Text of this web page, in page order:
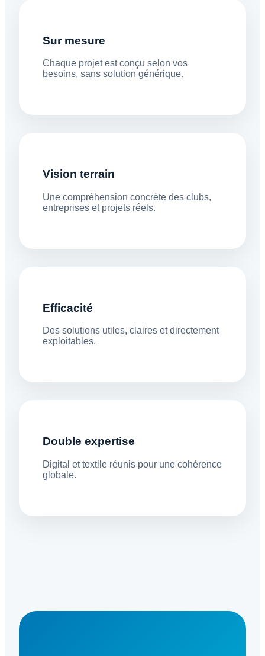
Sur mesure
Chaque projet est conçu selon vos
besoins, sans solution générique.
Vision terrain
Une compréhension concrète des clubs,
entreprises et projets réels.
Efficacité
Des solutions utiles, claires et directement
exploitables.
Double expertise
Digital et textile réunis pour une cohérence
globale.